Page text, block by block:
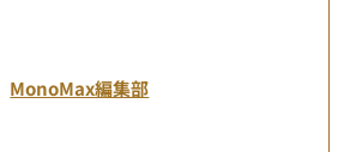
MonoMax編集部